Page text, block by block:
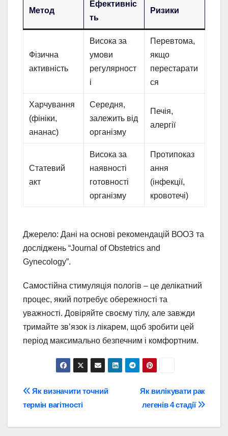
Метод
Ефективніс
ть
Ризики
Фізична
активність
Висока за
умови
регулярност
і
Перевтома,
якщо
перестарати
ся
Харчування
(фініки,
ананас)
Середня,
залежить від
організму
Печія,
алергії
Статевий
акт
Висока за
наявності
готовності
організму
Протипоказ
ання
(інфекції,
кровотечі)
Джерело: Дані на основі рекомендацій ВООЗ та
досліджень “Journal of Obstetrics and
Gynecology”.
Самостійна стимуляція пологів – це делікатний
процес, який потребує обережності та
уважності. Довіряйте своєму тілу, але завжди
тримайте зв’язок із лікарем, щоб зробити цей
період максимально безпечним і комфортним.
Навігація
записів
Як вилікувати рак
легенів 4 стадії
Як визначити точний
термін вагітності